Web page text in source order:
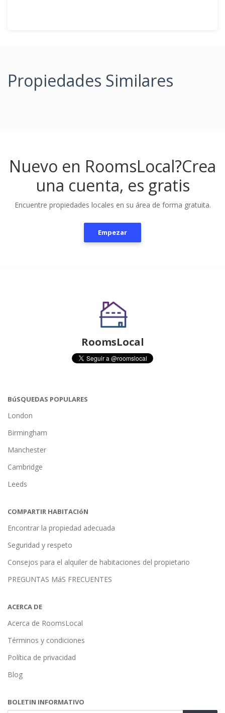
Propiedades Similares
Nuevo en RoomsLocal?Crea
una cuenta, es gratis
Encuentre propiedades locales en su área de forma gratuita.
Empezar
RoomsLocal
BúSQUEDAS POPULARES
London
Birmingham
Manchester
Cambridge
Leeds
COMPARTIR HABITACIóN
Encontrar la propiedad adecuada
Seguridad y respeto
Consejos para el alquiler de habitaciones del propietario
PREGUNTAS MáS FRECUENTES
ACERCA DE
Acerca de RoomsLocal
Términos y condiciones
Política de privacidad
Blog
BOLETIN INFORMATIVO